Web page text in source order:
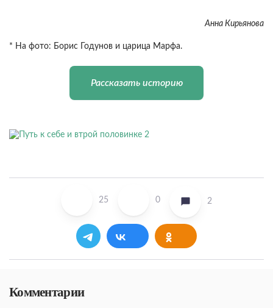
Анна Кирьянова
* На фото: Борис Годунов и царица Марфа.
Рассказать историю
25 0 2
Комментарии